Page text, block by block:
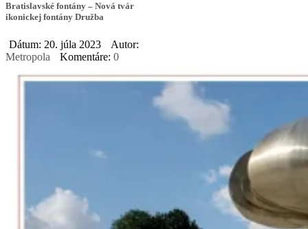
Bratislavské fontány – Nová tvár
ikonickej fontány Družba
Dátum: 20. júla 2023
Autor:
Metropola
Komentáre: 0